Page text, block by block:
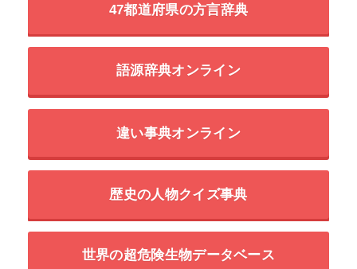
47都道府県の方言辞典
語源辞典オンライン
違い事典オンライン
歴史の人物クイズ事典
世界の超危険生物データベース